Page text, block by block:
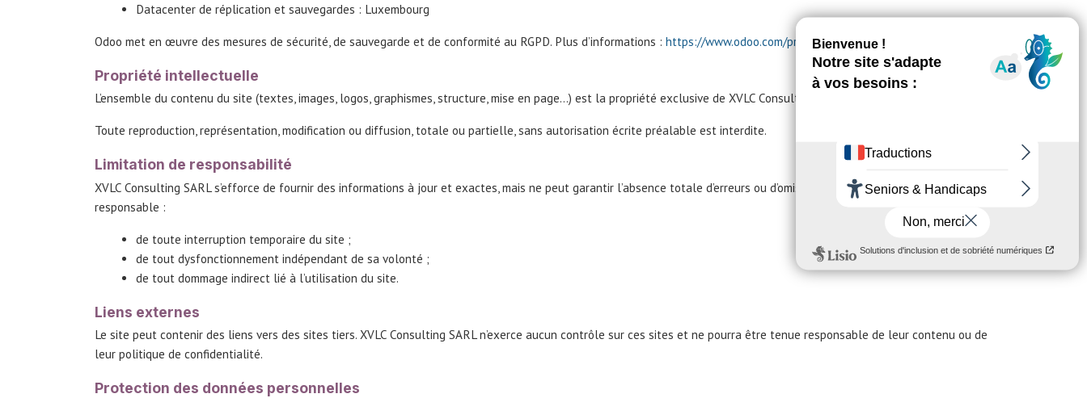
Datacenter de réplication et sauvegardes : Luxembourg
Odoo met en œuvre des mesures de sécurité, de sauvegarde et de conformité au RGPD. Plus d’informations : https://www.odoo.com/privacy.
Propriété intellectuelle
L’ensemble du contenu du site (textes, images, logos, graphismes, structure, mise en page…) est la propriété exclusive de XVLC Consulting SARL, sauf mention contraire.
Toute reproduction, représentation, modification ou diffusion, totale ou partielle, sans autorisation écrite préalable est interdite.
Limitation de responsabilité
XVLC Consulting SARL s’efforce de fournir des informations à jour et exactes, mais ne peut garantir l’absence totale d’erreurs ou d’omissions. Elle ne pourra être tenue
responsable :
de toute interruption temporaire du site ;
de tout dysfonctionnement indépendant de sa volonté ;
de tout dommage indirect lié à l’utilisation du site.
Liens externes
Le site peut contenir des liens vers des sites tiers. XVLC Consulting SARL n’exerce aucun contrôle sur ces sites et ne pourra être tenue responsable de leur contenu ou de
leur politique de confidentialité.
Protection des données personnelles